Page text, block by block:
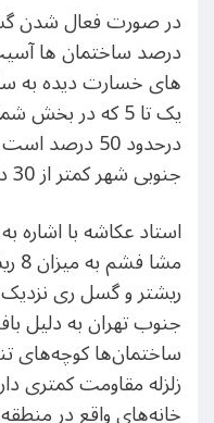
درصد ساختمان ها
های خسارت دیده به
یک تا 5 که در
درحدود 50
جنوبی شهر کمتر از 30 درصد است.
استاد عکاشه با اشاره
جنوب تهران به دلیل
ساختمان‌ها کوچه‌های
زلزله مقاومت کمتری